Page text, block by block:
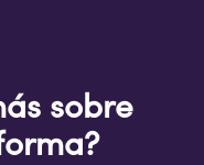
sobre